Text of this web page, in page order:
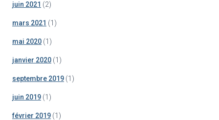
juin 2021 (2)
mars 2021 (1)
mai 2020 (1)
janvier 2020 (1)
septembre 2019 (1)
juin 2019 (1)
février 2019 (1)